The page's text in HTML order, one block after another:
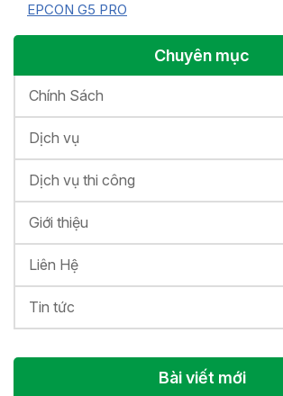
EPCON G5 PRO
Chuyên mục
Chính Sách
Dịch vụ
Dịch vụ thi công
Giới thiệu
Liên Hệ
Tin tức
Bài viết mới